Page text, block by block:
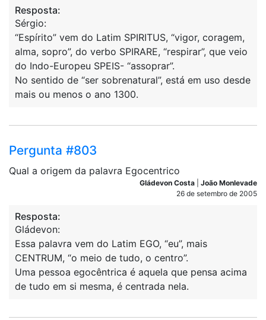
Resposta:
Sérgio:
“Espírito” vem do Latim SPIRITUS, “vigor, coragem,
alma, sopro”, do verbo SPIRARE, “respirar”, que veio
do Indo-Europeu SPEIS- “assoprar”.
No sentido de “ser sobrenatural”, está em uso desde
mais ou menos o ano 1300.
Pergunta #803
Qual a origem da palavra Egocentrico
Gládevon Costa
João Monlevade
26 de setembro de 2005
Resposta:
Gládevon:
Essa palavra vem do Latim EGO, “eu”, mais
CENTRUM, “o meio de tudo, o centro”.
Uma pessoa egocêntrica é aquela que pensa acima
de tudo em si mesma, é centrada nela.